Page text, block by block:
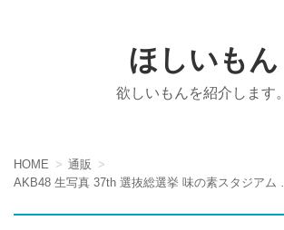
ほしいもん
欲しいもんを紹介します。
HOME
通販